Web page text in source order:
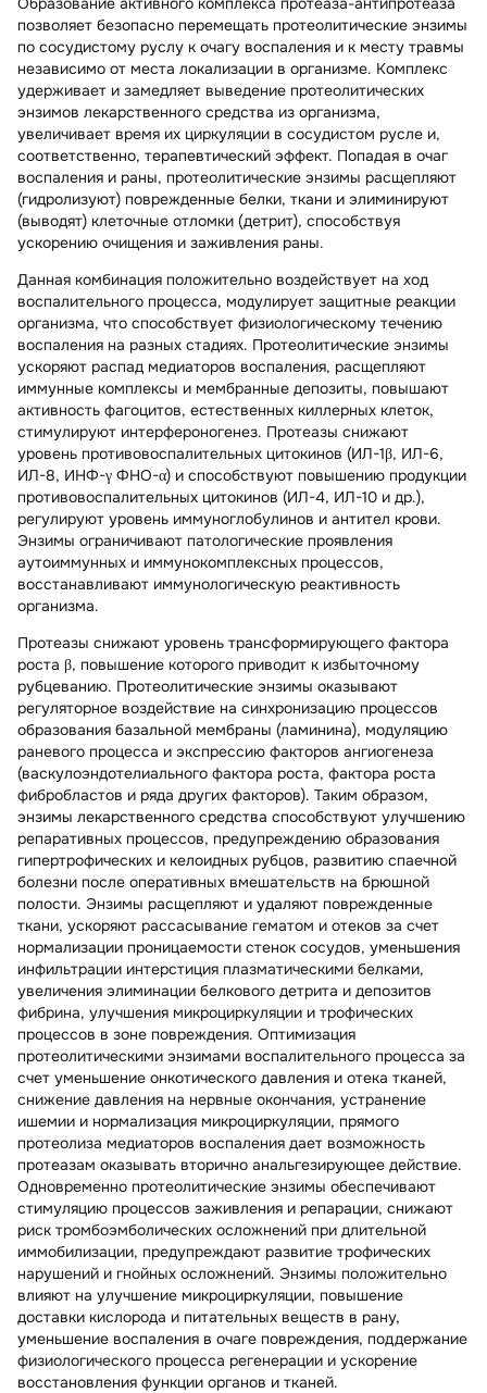
позволяет безопасно перемещать протеолитические энзимы
по сосудистому руслу к очагу воспаления и к месту травмы
независимо от места локализации в организме. Комплекс
удерживает и замедляет выведение протеолитических
энзимов лекарственного средства из организма,
увеличивает время их циркуляции в сосудистом русле и,
соответственно, терапевтический эффект. Попадая в очаг
воспаления и раны, протеолитические энзимы расщепляют
(гидролизуют) поврежденные белки, ткани и элиминируют
(выводят) клеточные отломки (детрит), способствуя
ускорению очищения и заживления раны.
Данная комбинация положительно воздействует на ход
воспалительного процесса, модулирует защитные реакции
организма, что способствует физиологическому течению
воспаления на разных стадиях. Протеолитические энзимы
ускоряют распад медиаторов воспаления, расщепляют
иммунные комплексы и мембранные депозиты, повышают
активность фагоцитов, естественных киллерных клеток,
стимулируют интерфероногенез. Протеазы снижают
уровень противовоспалительных цитокинов (ИЛ-1β, ИЛ-6,
ИЛ-8, ИНФ-γ ФНО-α) и способствуют повышению продукции
противовоспалительных цитокинов (ИЛ-4, ИЛ-10 и др.),
регулируют уровень иммуноглобулинов и антител крови.
Энзимы ограничивают патологические проявления
аутоиммунных и иммунокомплексных процессов,
восстанавливают иммунологическую реактивность
организма.
Протеазы снижают уровень трансформирующего фактора
роста β, повышение которого приводит к избыточному
рубцеванию. Протеолитические энзимы оказывают
регуляторное воздействие на синхронизацию процессов
образования базальной мембраны (ламинина), модуляцию
раневого процесса и экспрессию факторов ангиогенеза
(васкулоэндотелиального фактора роста, фактора роста
фибробластов и ряда других факторов). Таким образом,
энзимы лекарственного средства способствуют улучшению
репаративных процессов, предупреждению образования
гипертрофических и келоидных рубцов, развитию спаечной
болезни после оперативных вмешательств на брюшной
полости. Энзимы расщепляют и удаляют поврежденные
ткани, ускоряют рассасывание гематом и отеков за счет
нормализации проницаемости стенок сосудов, уменьшения
инфильтрации интерстиция плазматическими белками,
увеличения элиминации белкового детрита и депозитов
фибрина, улучшения микроциркуляции и трофических
процессов в зоне повреждения. Оптимизация
протеолитическими энзимами воспалительного процесса за
счет уменьшение онкотического давления и отека тканей,
снижение давления на нервные окончания, устранение
ишемии и нормализация микроциркуляции, прямого
протеолиза медиаторов воспаления дает возможность
протеазам оказывать вторично анальгезирующее действие.
Одновременно протеолитические энзимы обеспечивают
стимуляцию процессов заживления и репарации, снижают
риск тромбоэмболических осложнений при длительной
иммобилизации, предупреждают развитие трофических
нарушений и гнойных осложнений. Энзимы положительно
влияют на улучшение микроциркуляции, повышение
доставки кислорода и питательных веществ в рану,
уменьшение воспаления в очаге повреждения, поддержание
физиологического процесса регенерации и ускорение
восстановления функции органов и тканей.